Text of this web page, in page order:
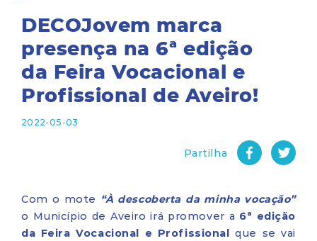
DECOJovem marca
presença na 6ª edição
da Feira Vocacional e
Profissional de Aveiro!
2022-05-03
Partilha
Com o mote “À descoberta da minha vocação”
o Município de Aveiro irá promover a 6ª edição
da Feira Vocacional e Profissional que se vai